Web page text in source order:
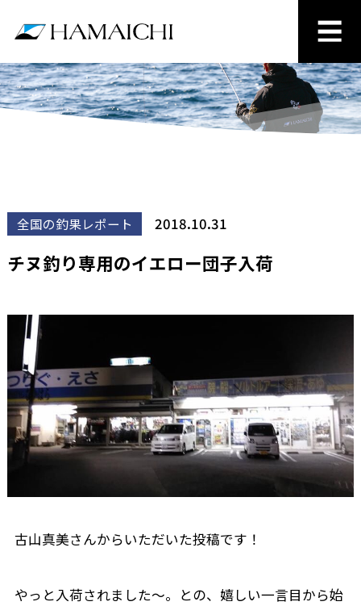
全国の釣果レポート 2018.10.31
チヌ釣り専用のイエロー団子入荷
古山真美さんからいただいた投稿です！
やっと入荷されました〜。との、嬉しい一言目から始